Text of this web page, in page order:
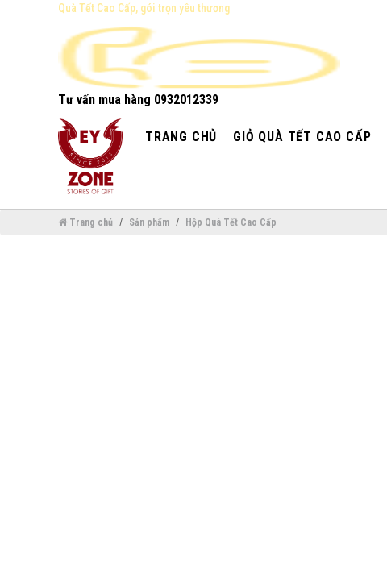
Quà Tết Cao Cấp, gói trọn yêu thương
Tư vấn mua hàng 0932012339
TRANG CHỦ GIỎ QUÀ TẾT CAO CẤP
Trang chủ
Sản phẩm Hộp Quà Tết Cao Cấp